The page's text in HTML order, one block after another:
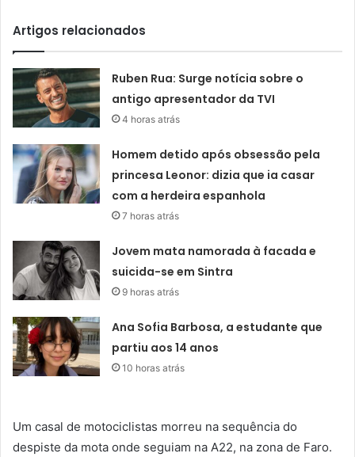
Artigos relacionados
Ruben Rua: Surge notícia sobre o
antigo apresentador da TVI
4 horas atrás
Homem detido após obsessão pela
princesa Leonor: dizia que ia casar
com a herdeira espanhola
7 horas atrás
Jovem mata namorada à facada e
suicida-se em Sintra
9 horas atrás
Ana Sofia Barbosa, a estudante que
partiu aos 14 anos
10 horas atrás
Um casal de motociclistas morreu na sequência do
despiste da mota onde seguiam na A22, na zona de Faro.